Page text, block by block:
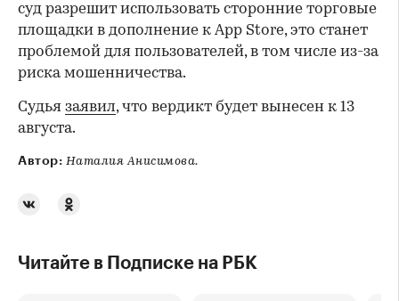
суд разрешит использовать сторонние торговые
площадки в дополнение к App Store, это станет
проблемой для пользователей, в том числе из-за
риска мошенничества.
Судья заявил, что вердикт будет вынесен к 13
августа.
Автор: Наталия Анисимова.
Читайте в Подписке на РБК